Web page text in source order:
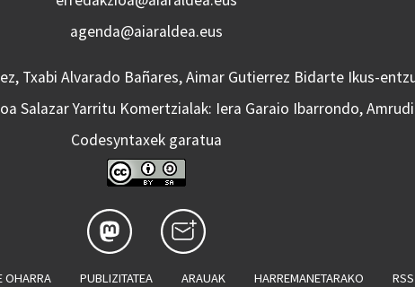
agenda@aiaraldea.eus
Txabi Alvarado Bañares, Aimar Gutierrez Bidarte Ikus-
Salazar Yarritu Komertzialak: Iera Garaio Ibarrondo,
Codesyntaxek garatua
OHARRA PUBLIZITATEA ARAUAK HARREMANETARAKO RSS